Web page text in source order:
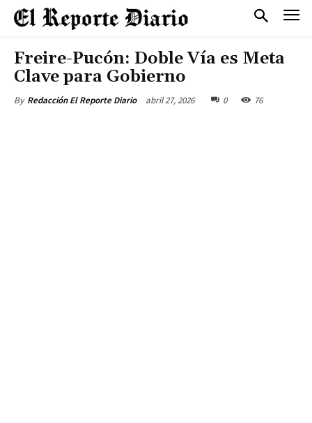
Freire-Pucón: Doble Vía es Meta
Clave para Gobierno
By Redacción El Reporte Diario abril 27, 2026 0 76